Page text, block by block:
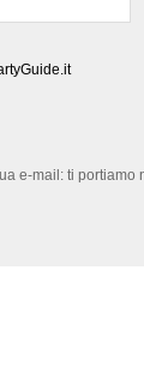
e-mail: ti portiamo